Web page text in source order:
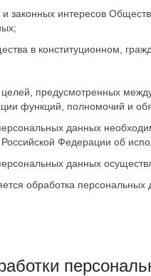
законных интересов
в конституционном,
предусмотренных
функций, полномочий и
данных
Федерации об
данных
обработка персональных